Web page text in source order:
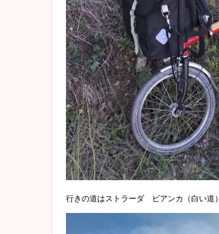
行きの道はストラーダ ビアンカ（白い道